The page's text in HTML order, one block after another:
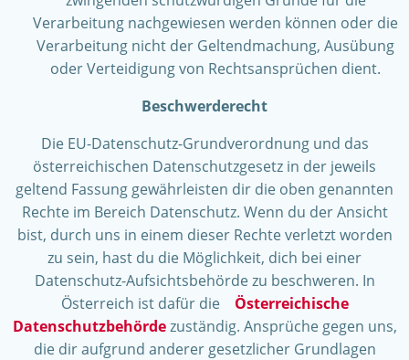
Verarbeitung nachgewiesen werden können oder die
Verarbeitung nicht der Geltendmachung, Ausübung
oder Verteidigung von Rechtsansprüchen dient.
Beschwerderecht
Die EU-Datenschutz-Grundverordnung und das
österreichischen Datenschutzgesetz in der jeweils
geltend Fassung gewährleisten dir die oben genannten
Rechte im Bereich Datenschutz. Wenn du der Ansicht
bist, durch uns in einem dieser Rechte verletzt worden
zu sein, hast du die Möglichkeit, dich bei einer
Datenschutz-Aufsichtsbehörde zu beschweren. In
Österreich ist dafür die Österreichische
Datenschutzbehördezuständig. Ansprüche gegen uns,
die dir aufgrund anderer gesetzlicher Grundlagen